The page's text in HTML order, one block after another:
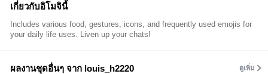
เกี่ยวกับอิโมจินี้
Includes various food, gestures, icons, and frequently used emojis for
your daily life uses. Liven up your chats!
ผลงานชุดอื่นๆ จาก louis_h2220 ดูเพิ่ม